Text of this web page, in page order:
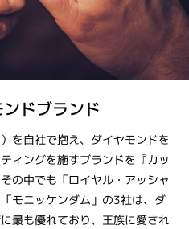
ドブランド
を自社で抱え、ダイヤモンドを
ィングを施すブランドを『カッ
の中でも「ロイヤル・アッシャ
モニッケンダム」の3社は、ダ
最も優れており、王族に愛され